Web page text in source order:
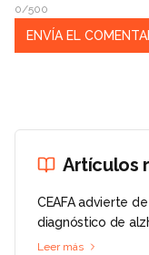
0/500
Artículos
CEAFA advierte
diagnóstico de
Leer más